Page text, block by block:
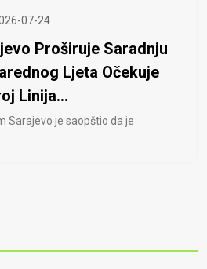
07-24
Proširuje Saradnju
Ljeta Očekuje
Linija...
Sarajevo je saopštio da je